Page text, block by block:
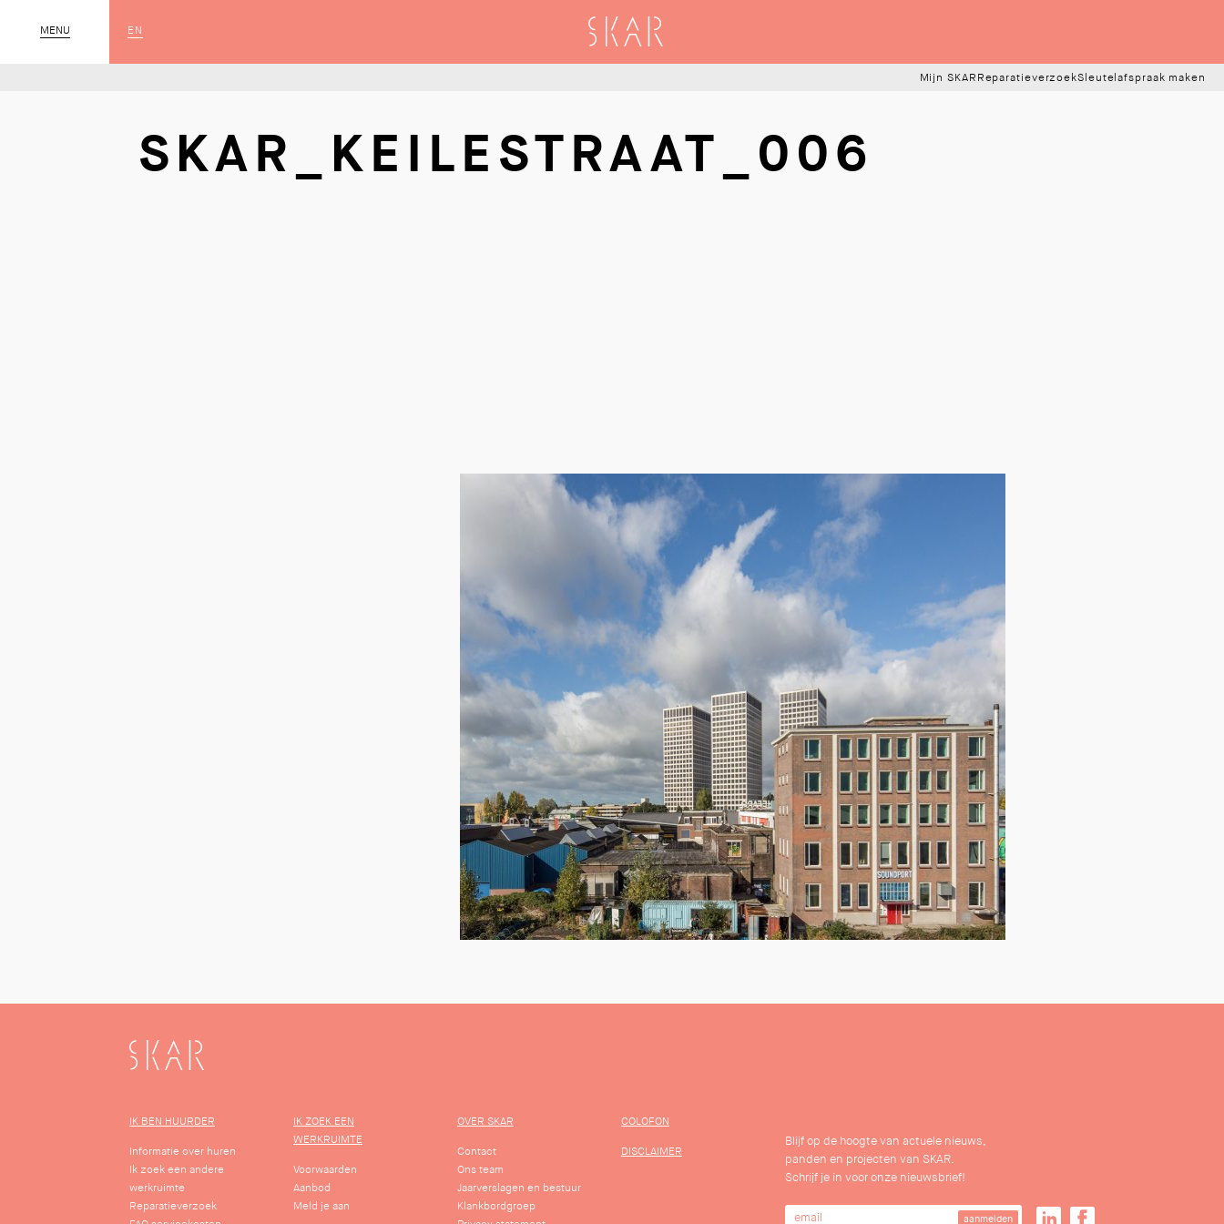
MENU
SLUIT EN SKAR
Mijn SKAR ReparatieverzoekSleutelafspraak maken
SKAR_KEILESTRAAT_006
SKAR
IK BEN HUURDER
Informatie over huren
Ik zoek een andere
werkruimte
Reparatieverzoek
IK ZOEK EEN
WERKRUIMTE
Voorwaarden
Aanbod
Meld je aan
OVER SKAR
Contact
Ons team
Jaarverslagen en bestuur
Klankbordgroep
COLOFON
DISCLAIMER
Blijf op de hoogte van actuele nieuws,
panden en projecten van SKAR.
Schrijf je in voor onze nieuwsbrief!